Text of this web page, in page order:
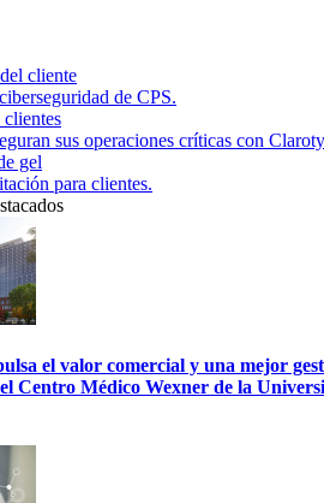
cliente
de CPS.
clientes
sus operaciones críticas con
gel
para clientes.
el valor comercial y una mejor
Centro Médico Wexner de la